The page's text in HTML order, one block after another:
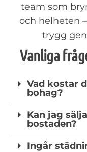
team som
och helheten
trygg
Vanliga
Vad kostar
bohag?
Kan jag
bostaden?
Ingår